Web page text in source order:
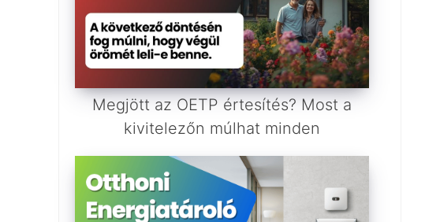
Megjött az OETP értesítés? Most a
kivitelezőn múlhat minden